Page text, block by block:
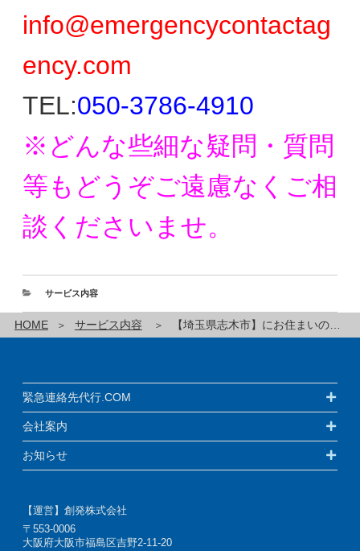
info@emergencycontactag
ency.com
TEL:050-3786-4910
※どんな些細な疑問・質問
等もどうぞご遠慮なく ご相
談くださいませ。
サービス内容
HOME サービス内容 【埼玉県志木市】にお住まいの方の緊急連絡先代行サービスです！
緊急連絡先代行.COM
会社案内
お知らせ
【運営】創発株式会社
〒553-0006
大阪府大阪市福島区吉野2-11-20